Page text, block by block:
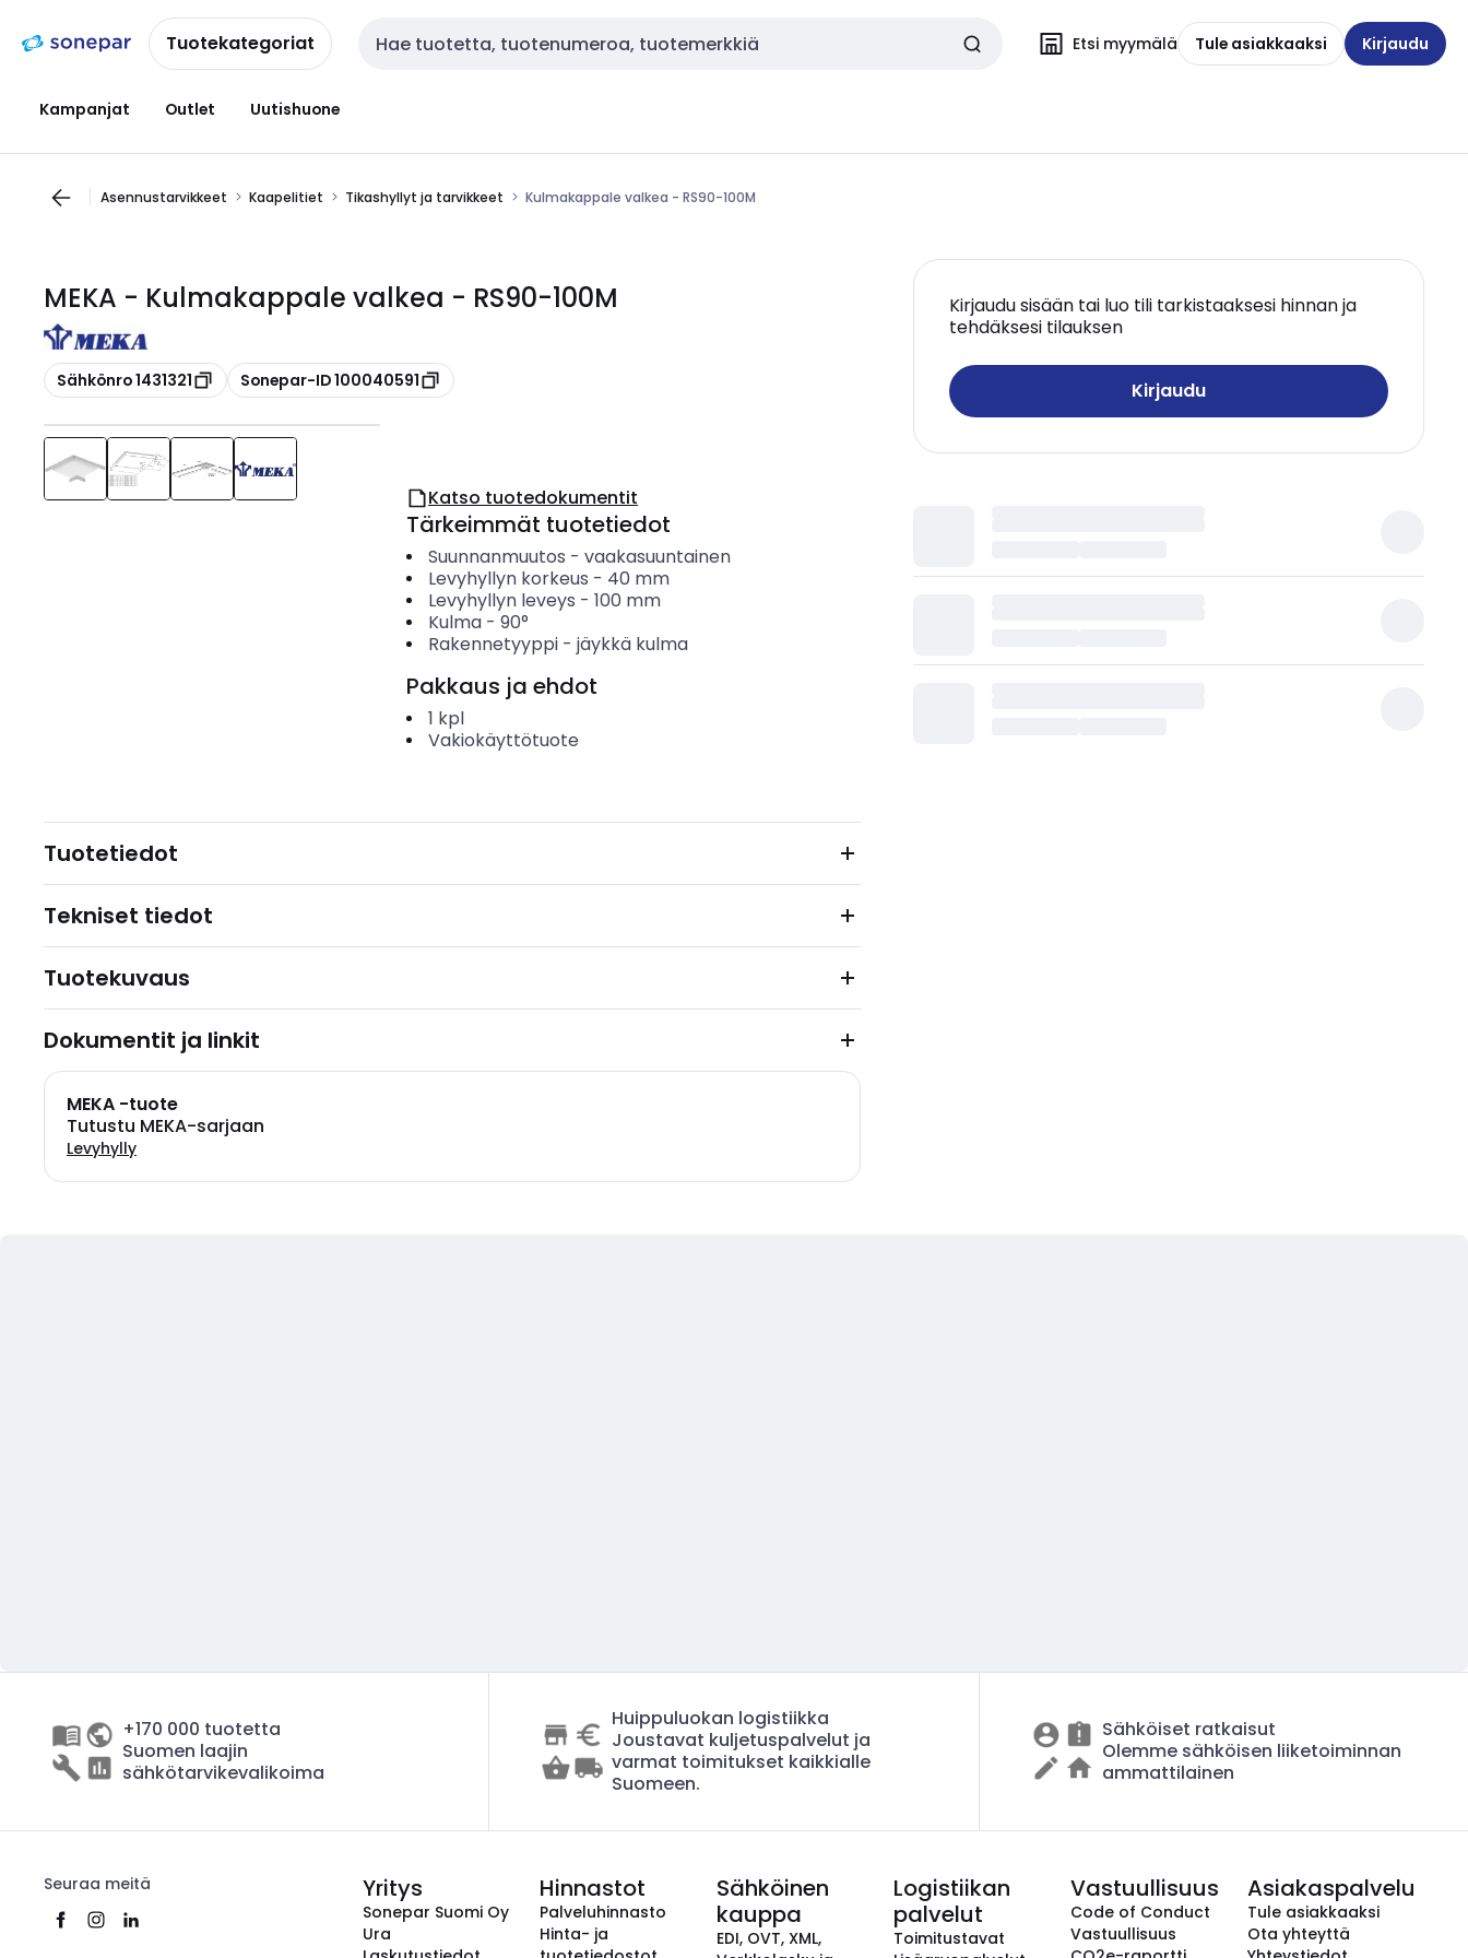
navigointiinsisältöönTuotekategoriat Haku Etsi myymälä Tule asiakkaaksi Kirjaudu
Kampanjat Outlet Uutishuone
Asennustarvikkeet Kaapelitiet Tikashyllyt ja tarvikkeet Kulmakappale valkea - RS90-100M
MEKA - Kulmakappale valkea - RS90-100M
Kopioi
Sähkönro 1431321 Kopioi
Sonepar-ID 100040591
Kirjaudu sisään tai luo tili tarkistaaksesi hinnan ja
tehdäksesi tilauksen
Kirjaudu
Katso tuotedokumentit
Tärkeimmät tuotetiedot
Suunnanmuutos - vaakasuuntainen
Levyhyllyn korkeus - 40 mm
Levyhyllyn leveys - 100 mm
Kulma- 90°
Rakennetyyppi- jäykkä kulma
Pakkaus ja ehdot
1 kpl
Vakiokäyttötuote
Tuotetiedot
Tekniset tiedot
Tuotekuvaus
Dokumentit ja linkit
MEKA -tuote
Tutustu MEKA-sarjaan
Levyhylly
+170 000 tuotetta
Suomen laajin
sähkötarvikevalikoima
Huippuluokan logistiikka
Joustavat kuljetuspalvelut ja
varmat toimitukset kaikkialle
Suomeen.
Sähköiset ratkaisut
Olemme sähköisen liiketoiminnan
ammattilainen
Seuraa meitä Yritys
Sonepar Suomi Oy
Ura
Hinnastot
Palveluhinnasto
Hinta- ja
Sähköinen
kauppa
EDI, OVT, XML,
Logistiikan
palvelut
Toimitustavat
Vastuullisuus
Code of Conduct
Vastuullisuus
Asiakaspalvelu
Tule asiakkaaksi
Ota yhteyttä